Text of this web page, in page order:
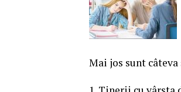
Mai jos sunt